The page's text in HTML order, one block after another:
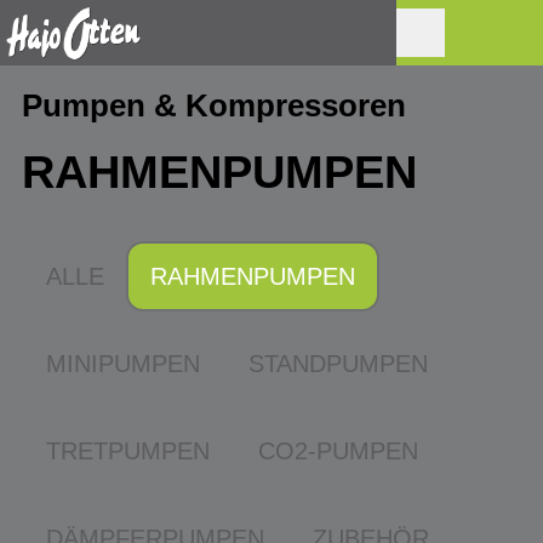
Pumpen & Kompressoren
RAHMENPUMPEN
ALLE RAHMENPUMPEN
MINIPUMPEN STANDPUMPEN
TRETPUMPEN CO2-PUMPEN